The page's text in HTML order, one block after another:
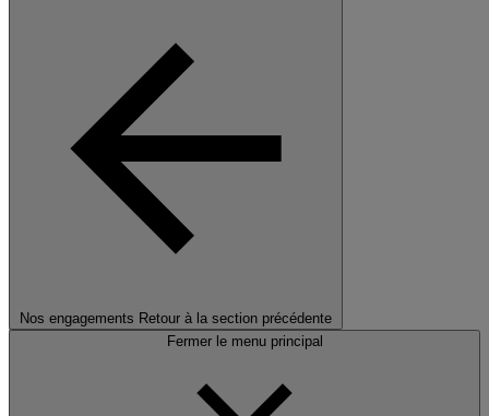
Nos engagements Retour à la section précédente
Fermer le menu principal